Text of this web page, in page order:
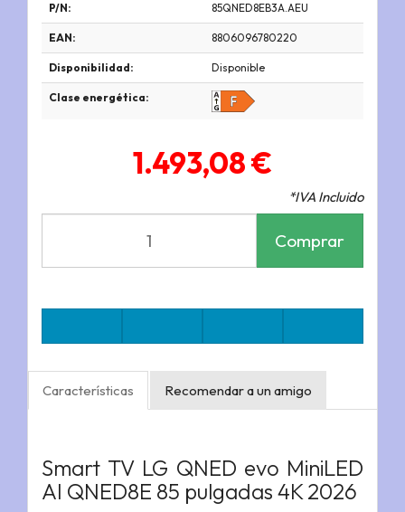
P/N: 85QNED8EB3A.AEU
EAN: 8806096780220
Disponibilidad: Disponible
Clase energética:
1.493,08 €
*IVA Incluido
Comprar
Características Recomendar a un amigo
Smart TV LG QNED evo MiniLED
AI QNED8E 85 pulgadas 4K 2026